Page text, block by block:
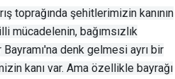
toprağında şehitlerimizin kanının
mücadelenin, bağımsızlık
denk gelmesi ayrı bir
kanı var. Ama özellikle bayrağı